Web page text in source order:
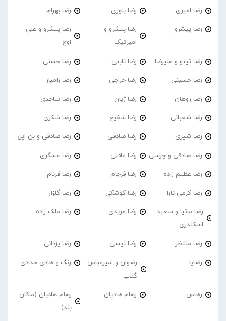
رضا امیری رضا بلوری رضا بهرام
رضا پیشرو
رضا پیشرو و
امیرتیک
رضا پیشرو و علی
اوج
رضا تیتو و علیرضا رضا ثابتی رضا حسنی
رضا حسینی رضا خراجی رضا رامیار
رضا روهان رضا ژیان رضا ساجدی
رضا شعبانی رضا شفیع رضا شکری
رضا شیری رضا صادقی رضا صادقی و بن ایل
رضا صادقی و چرسی رضا عاقلی رضا عسگری
رضا عظیم زاده رضا فرجام رضا فرنام
رضا کرمی تارا رضا کوشکی رضا گلزار
رضا ماتیا و سعید
اسکندری
رضا مریدی رضا ملک زاده
رضا منتظر رضا نیسی رضا یزدانی
رضایا
رضوان و امیرعباس
گلاب
رنگ و هادی حدادی
رهاس رهام هادیان
رهام هادیان (ماکان
بند)